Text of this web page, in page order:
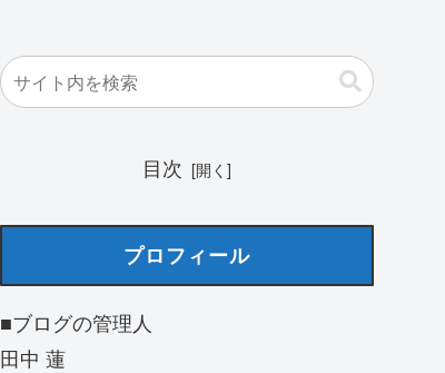
目次
プロフィール
■ブログの管理人
田中 蓮